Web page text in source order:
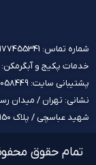
شماره تماس: 02177455341
خدمات پکیج و آبگرمکن: 09120252354
پشتیبانی سایت: 09372058449
نشانی: تهران / میدان
شهید عباسچی / پلاک 150
تمام حقوق